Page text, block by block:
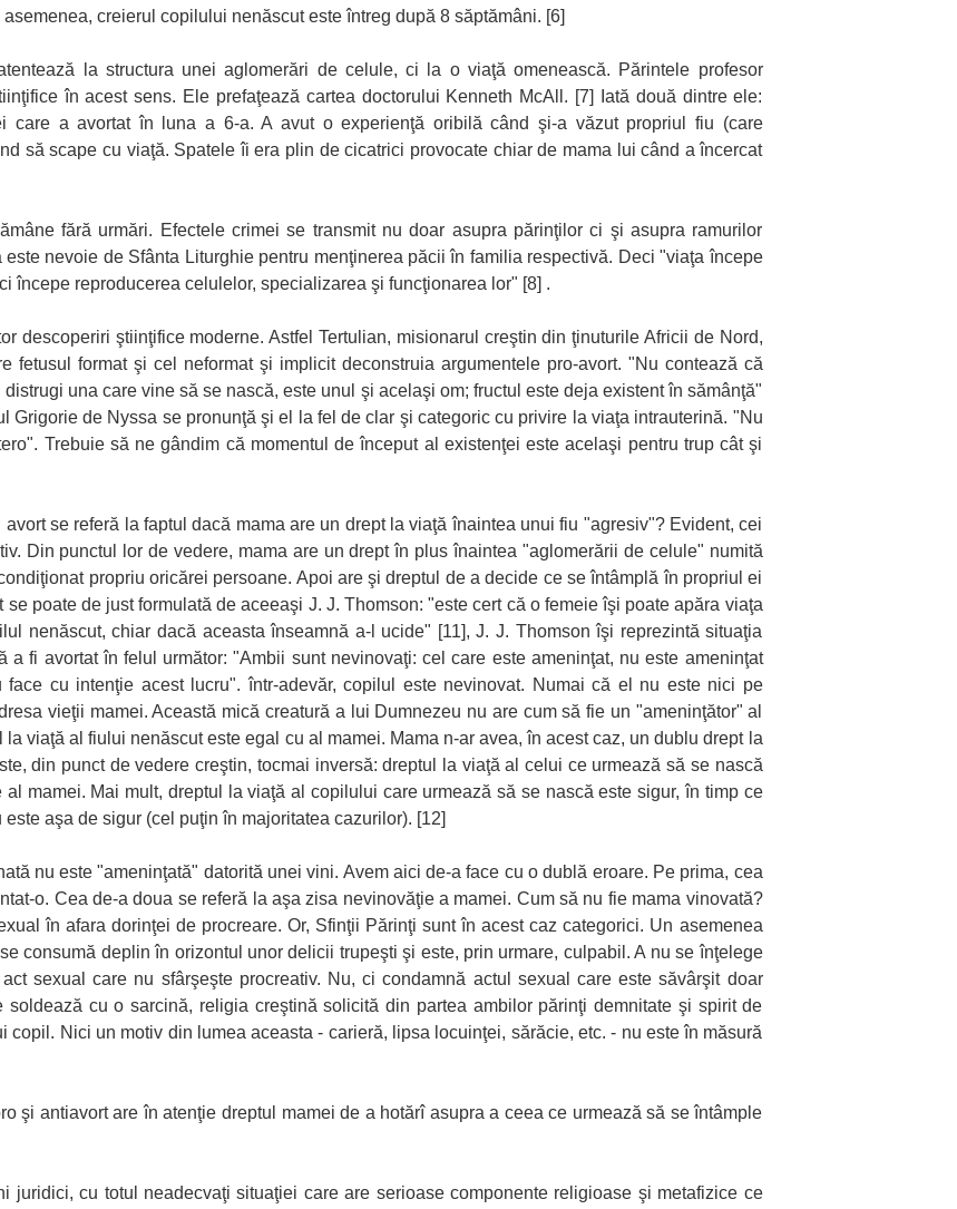
creierul copilului nenăscut este întreg după 8 săptămâni. [6]
la structura unei aglomerări de celule, ci la o viaţă omenească. Părintele profesor
în acest sens. Ele prefaţează cartea doctorului Kenneth McAll. [7] Iată două dintre ele:
care a avortat în luna a 6-a. A avut o experienţă oribilă când şi-a văzut propriul fiu (care
să scape cu viaţă. Spatele îi era plin de cicatrici provocate chiar de mama lui când a încercat
fără urmări. Efectele crimei se transmit nu doar asupra părinţilor ci şi asupra ramurilor
nevoie de Sfânta Liturghie pentru menţinerea păcii în familia respectivă. Deci "viaţa începe
începe reproducerea celulelor, specializarea şi funcţionarea lor" [8] .
descoperiri ştiinţifice moderne. Astfel Tertulian, misionarul creştin din ţinuturile Africii de Nord,
fetusul format şi cel neformat şi implicit deconstruia argumentele pro-avort. "Nu contează că
una care vine să se nască, este unul şi acelaşi om; fructul este deja existent în sămânţă"
Grigorie de Nyssa se pronunţă şi el la fel de clar şi categoric cu privire la viaţa intrauterină. "Nu
Trebuie să ne gândim că momentul de început al existenţei este acelaşi pentru trup cât şi
se referă la faptul dacă mama are un drept la viaţă înaintea unui fiu "agresiv"? Evident, cei
Din punctul lor de vedere, mama are un drept în plus înaintea "aglomerării de celule" numită
propriu oricărei persoane. Apoi are şi dreptul de a decide ce se întâmplă în propriul ei
poate de just formulată de aceeaşi J. J. Thomson: "este cert că o femeie îşi poate apăra viaţa
nenăscut, chiar dacă aceasta înseamnă a-l ucide" [11], J. J. Thomson îşi reprezintă situaţia
a fi avortat în felul următor: "Ambii sunt nevinovaţi: cel care este ameninţat, nu este ameninţat
cu intenţie acest lucru". într-adevăr, copilul este nevinovat. Numai că el nu este nici pe
vieţii mamei. Această mică creatură a lui Dumnezeu nu are cum să fie un "ameninţător" al
viaţă al fiului nenăscut este egal cu al mamei. Mama n-ar avea, în acest caz, un dublu drept la
din punct de vedere creştin, tocmai inversă: dreptul la viaţă al celui ce urmează să se nască
mamei. Mai mult, dreptul la viaţă al copilului care urmează să se nască este sigur, în timp ce
aşa de sigur (cel puţin în majoritatea cazurilor). [12]
nu este "ameninţată" datorită unei vini. Avem aici de-a face cu o dublă eroare. Pe prima, cea
o. Cea de-a doua se referă la aşa zisa nevinovăţie a mamei. Cum să nu fie mama vinovată?
în afara dorinţei de procreare. Or, Sfinţii Părinţi sunt în acest caz categorici. Un asemenea
consumă deplin în orizontul unor delicii trupeşti şi este, prin urmare, culpabil. A nu se înţelege
sexual care nu sfârşeşte procreativ. Nu, ci condamnă actul sexual care este săvârşit doar
soldează cu o sarcină, religia creştină solicită din partea ambilor părinţi demnitate şi spirit de
copil. Nici un motiv din lumea aceasta - carieră, lipsa locuinţei, sărăcie, etc. - nu este în măsură
şi antiavort are în atenţie dreptul mamei de a hotărî asupra a ceea ce urmează să se întâmple
juridici, cu totul neadecvaţi situaţiei care are serioase componente religioase şi metafizice ce